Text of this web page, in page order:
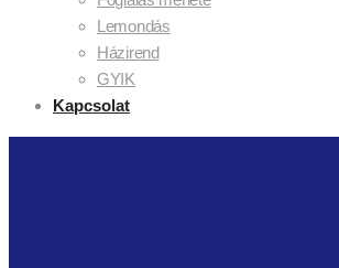
Lemondás
Házirend
GYIK
Kapcsolat